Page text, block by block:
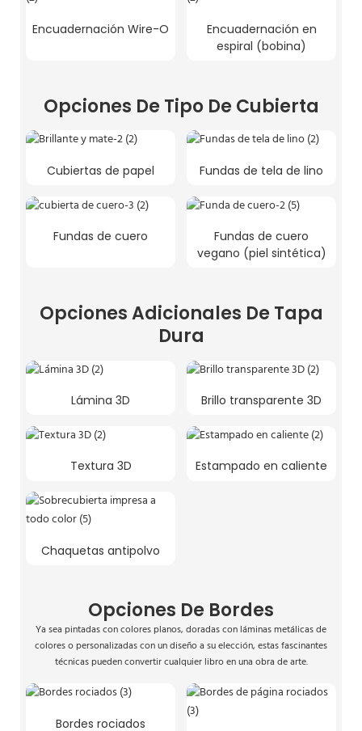
Encuadernación Wire-O
Encuadernación en
espiral (bobina)
Opciones De Tipo De Cubierta
Cubiertas de papel Fundas de tela de lino
Fundas de cuero
Fundas de cuero
vegano (piel sintética)
Opciones Adicionales De Tapa
Dura
Lámina 3D Brillo transparente 3D
Textura 3D Estampado en caliente
Chaquetas antipolvo
Opciones De Bordes
Ya sea pintadas con colores planos, doradas con láminas metálicas de
colores o personalizadas con un diseño a su elección, estas fascinantes
técnicas pueden convertir cualquier libro en una obra de arte.
Bordes rociados